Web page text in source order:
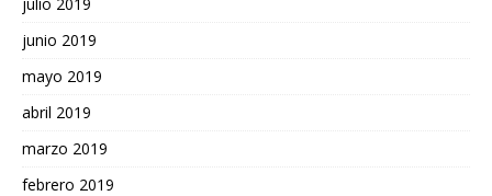
junio 2019
mayo 2019
abril 2019
marzo 2019
febrero 2019